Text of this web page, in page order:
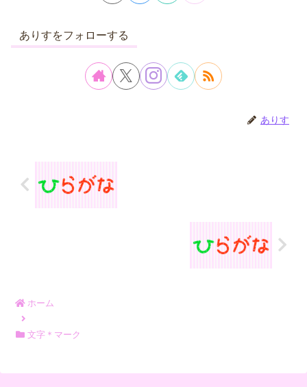
ありすをフォローする
ありす
ホーム
文字＊マーク